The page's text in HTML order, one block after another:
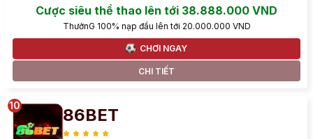
Cược siêu thể thao lên tới 38.888.000 VND
ThưởnG 100% nạp đầu lên tới 20.000.000 VND
CHƠI NGAY
CHI TIẾT
86BET